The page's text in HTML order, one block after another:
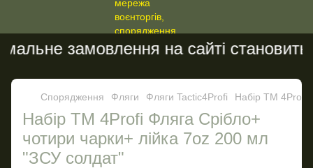
замовлення на сайті становить
Спорядження Фляги Фляги Tactic4Profi Набір ТМ 4Profi
Набір ТМ 4Profi Фляга Срібло+
чотири чарки+ лійка 7oz 200 мл
"ЗСУ солдат"